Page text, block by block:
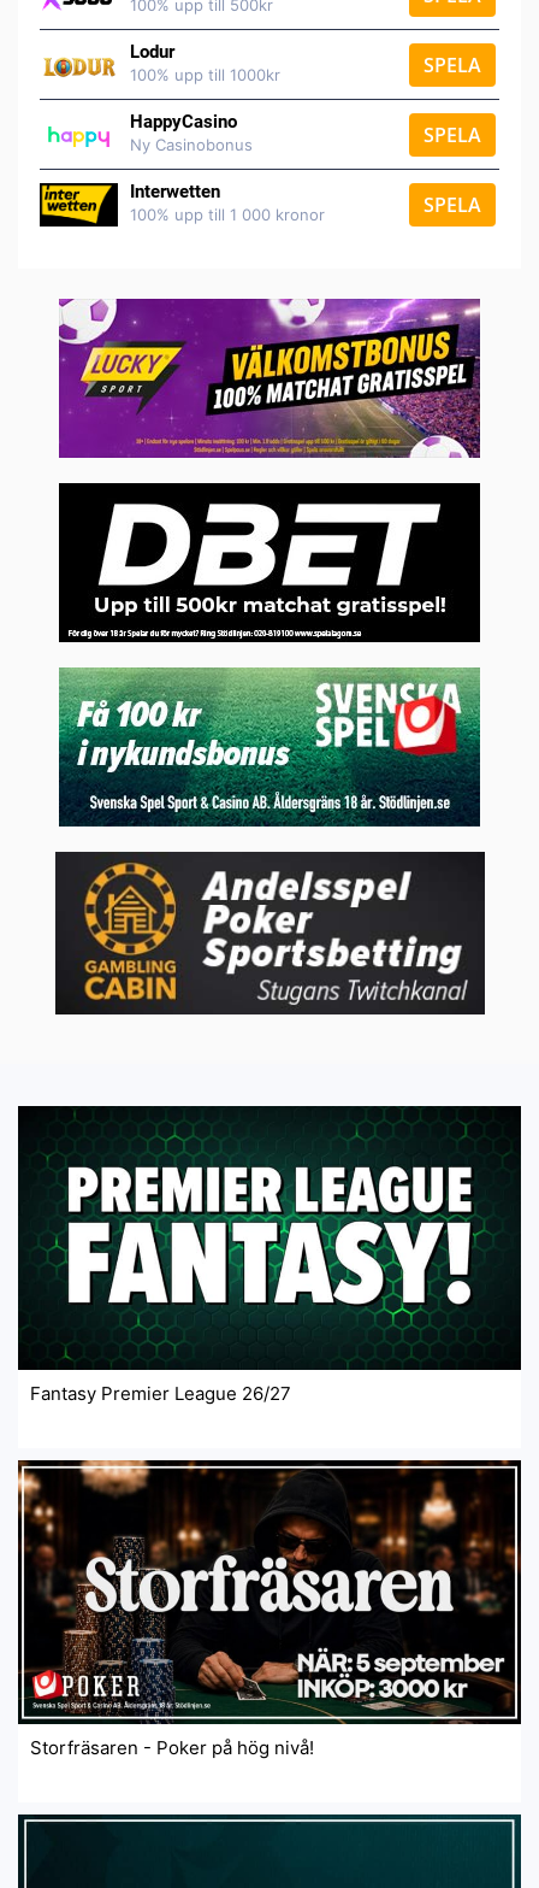
100% upp till 500kr
Lodur
100% upp till 1000kr SPELA
HappyCasino
Ny Casinobonus SPELA
Interwetten
100% upp till 1 000 kronor SPELA
Fantasy Premier League 26/27
Storfräsaren - Poker på hög nivå!